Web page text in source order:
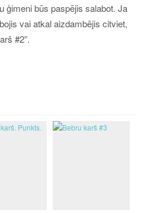
ģimeni būs paspējis salabot. Ja
vai atkal aizdambējis citviet,
#2”.